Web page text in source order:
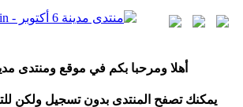
هلا ومرحبا بكم في موقع ومنتدى
يمكنك تصفح المنتدى بدون تسجيل ولكن